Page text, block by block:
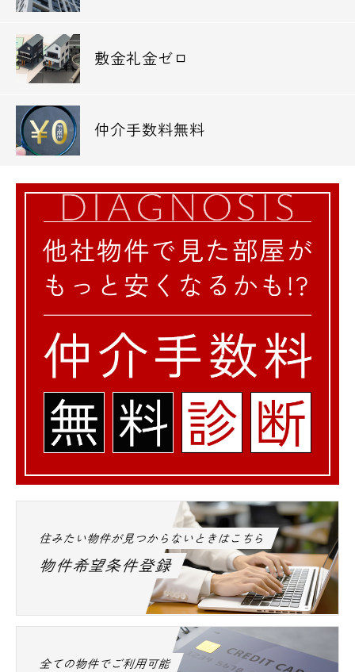
敷金礼金ゼロ
仲介手数料無料
住みたい物件が見つからないときはこちら
物件希望条件登録
全ての物件でご利用可能